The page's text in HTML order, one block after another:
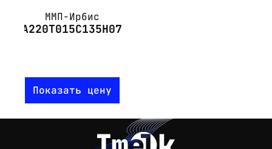
ММП-Ирбис
А220Т015С135Н07
Показать цену